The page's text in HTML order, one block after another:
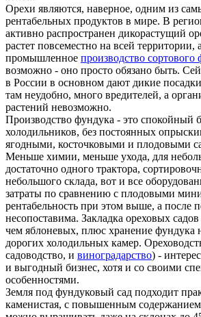
Орехи являются, наверное, одним из
рентабельных продуктов в мире. В
активно распространен дикорастущий
растет повсеместно на всей территории,
промышленное производство сортового
возможно - оно просто обязано быть.
в России в основном дают дикие
там неудобно, много вредителей, а
растений невозможно.
Производство фундука - это спокойный
холодильников, без постоянных
ягодными, косточковыми и плодовыми
Меньше химии, меньше ухода, для
достаточно одного трактора,
небольшого склада, вот и все
затраты по сравнению с плодовыми
рентабельность при этом выше, а после
несопоставима. Закладка ореховых
чем яблоневых, плюс хранение фундука
дорогих холодильных камер.
садоводство, и виноградарство) -
и выгодный бизнес, хотя и со своими
особенностями.
Земля под фундуковый сад подходит
каменистая, с повышенным